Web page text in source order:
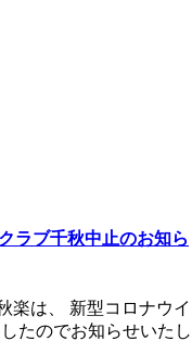
ブ千秋中止のお知ら
楽は、 新型コロナウイ
たのでお知らせいたし